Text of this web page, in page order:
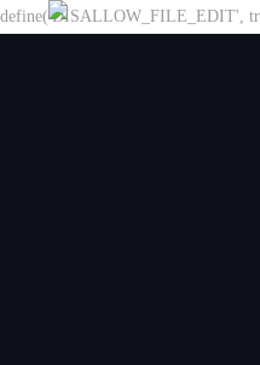
define('DISALLOW_FILE_EDIT',